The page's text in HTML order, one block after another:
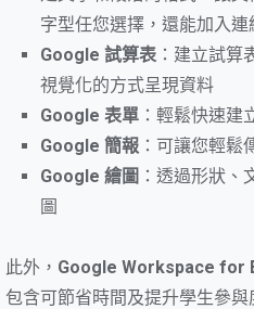
字型任您選擇，還能加入
Google 試算表 ：建立試算
視覺化的方式呈現資料
Google 表單 ：輕鬆快速建
Google 簡報 ：可讓您輕鬆
Google 繪圖 ：透過形狀、
圖
此外， Google Workspace for
包含可節省時間及提升學生參與